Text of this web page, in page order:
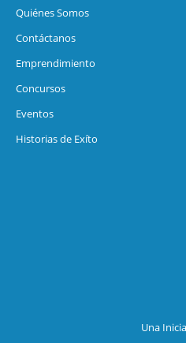
Quiénes Somos
Contáctanos
Emprendimiento
Concursos
Eventos
Historias de Exíto
Una